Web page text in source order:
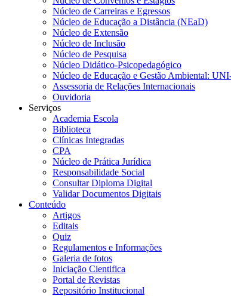
Núcleo de Carreiras e Egressos
Núcleo de Educação a Distância (NEaD)
Núcleo de Extensão
Núcleo de Inclusão
Núcleo de Pesquisa
Núcleo Didático-Psicopedagógico
Núcleo de Educação e Gestão Ambiental:
Assessoria de Relações Internacionais
Ouvidoria
Serviços
Academia Escola
Biblioteca
Clínicas Integradas
CPA
Núcleo de Prática Jurídica
Responsabilidade Social
Consultar Diploma Digital
Validar Documentos Digitais
Conteúdo
Artigos
Editais
Quiz
Regulamentos e Informações
Galeria de fotos
Iniciação Cientifica
Portal de Revistas
Repositório Institucional